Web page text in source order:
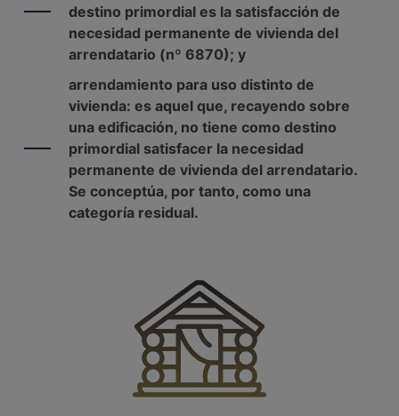
destino primordial es la satisfacción de
necesidad permanente de vivienda del
arrendatario (nº 6870); y
arrendamiento para uso distinto de
vivienda: es aquel que, recayendo sobre
una edificación, no tiene como destino
primordial satisfacer la necesidad
permanente de vivienda del arrendatario.
Se conceptúa, por tanto, como una
categoría residual.